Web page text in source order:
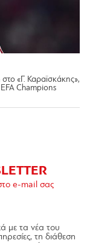
«Γ. Καραϊσκάκης»,
Champions
e-mail σας
με τα νέα του
τη διάθεση